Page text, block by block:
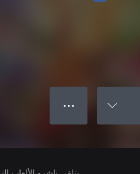
● ● ●